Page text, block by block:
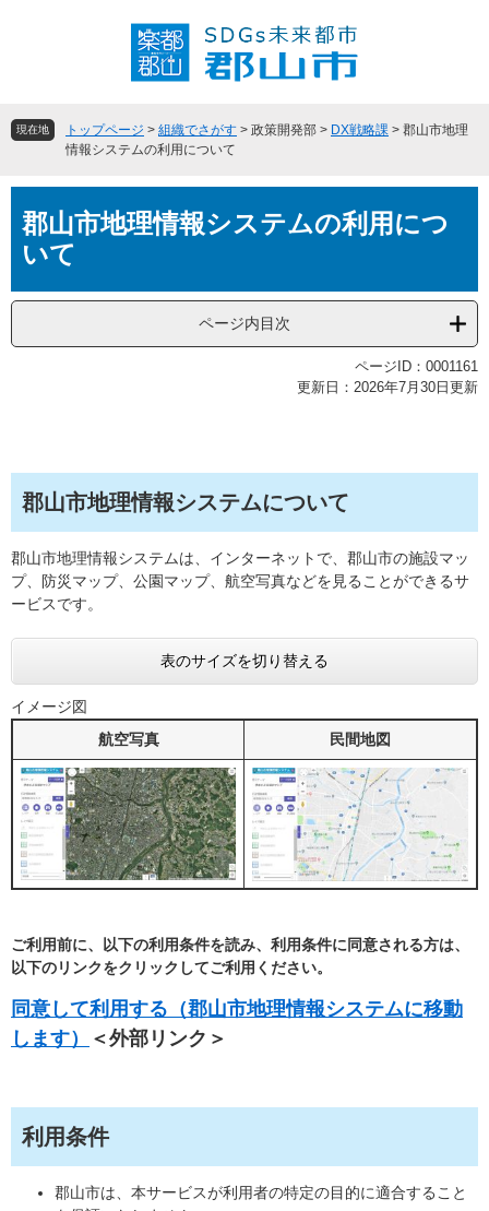
頭
飛現在地 トップページ > 組織でさがす > 政策開発部 > DX戦略課 > 郡山市地理
情報システムの利用について
文郡山市地理情報システムの利用につ
いて
ページ内目次
ページID：0001161
更新日：2026年7月30日更新
郡山市地理情報システムについて
郡山市地理情報システムは、インターネットで、郡山市の施設マッ
プ、防災マップ、公園マップ、航空写真などを見ることができるサ
ービスです。
表のサイズを切り替える
イメージ図
航空写真
民間地図
ご利用前に、以下の利用条件を読み、利用条件に同意される方は、
以下のリンクをクリックしてご利用ください。
同意して利用する（郡山市地理情報システムに移動
します）
＜外部リンク＞
利用条件
郡山市は、本サービスが利用者の特定の目的に適合すること